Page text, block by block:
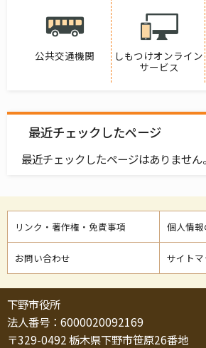
公共交通機関
しもつけオンライン
サービス
最近チェックしたページ
最近チェックしたページはありません。
リンク・著作権・免責事項 個人情
お問い合わせ サイトマ
下野市役所
法人番号：6000020092169
〒329-0492 栃木県下野市笹原26番地